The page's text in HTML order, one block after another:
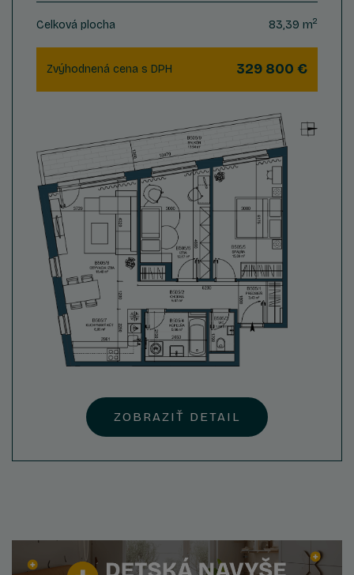
Celková plocha 83,39 m2
Zvýhodnená cena s DPH 329 800 €
ZOBRAZIŤ DETAIL